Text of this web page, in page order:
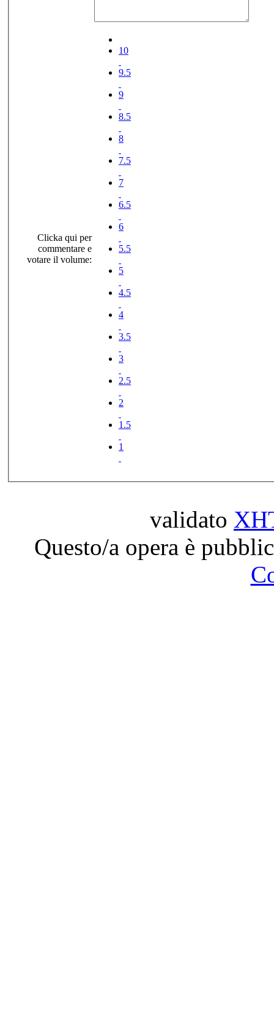
Clicka qui per
commentare e
votare il volume:
10
9.5
9
8.5
8
7.5
7
6.5
6
5.5
5
4.5
4
3.5
3
2.5
2
1.5
1
validato
Questo/a opera è